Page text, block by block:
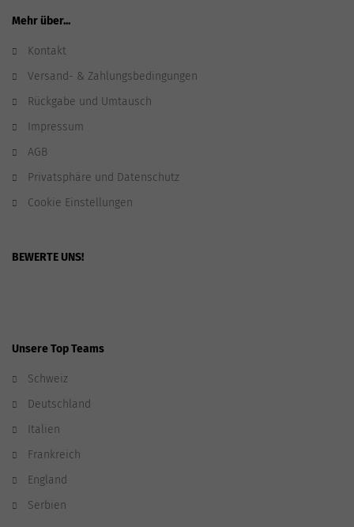
Mehr über...
Kontakt
Versand- & Zahlungsbedingungen
Rückgabe und Umtausch
Impressum
AGB
Privatsphäre und Datenschutz
Cookie Einstellungen
BEWERTE UNS!
Unsere Top Teams
Schweiz
Deutschland
Italien
Frankreich
England
Serbien